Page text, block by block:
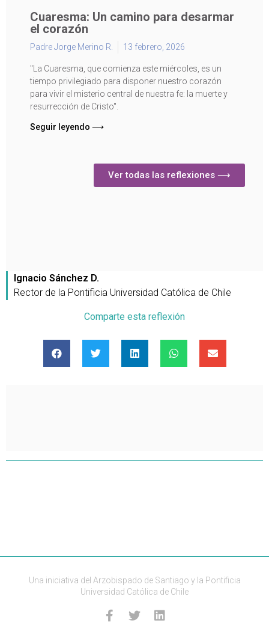
Cuaresma: Un camino para desarmar
el corazón
Padre Jorge Merino R. 13 febrero, 2026
"La Cuaresma, que comienza este miércoles, es un
tiempo privilegiado para disponer nuestro corazón
para vivir el misterio central de nuestra fe: la muerte y
resurrección de Cristo".
Seguir leyendo ⟶
Ver todas las reflexiones ⟶
Ignacio Sánchez D.
Rector de la Pontificia Universidad Católica de Chile
Comparte esta reflexión
Una iniciativa del Arzobispado de Santiago y la Pontificia
Universidad Católica de Chile